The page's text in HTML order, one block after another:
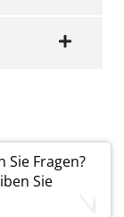
Sie Fragen?
Sie
|
über